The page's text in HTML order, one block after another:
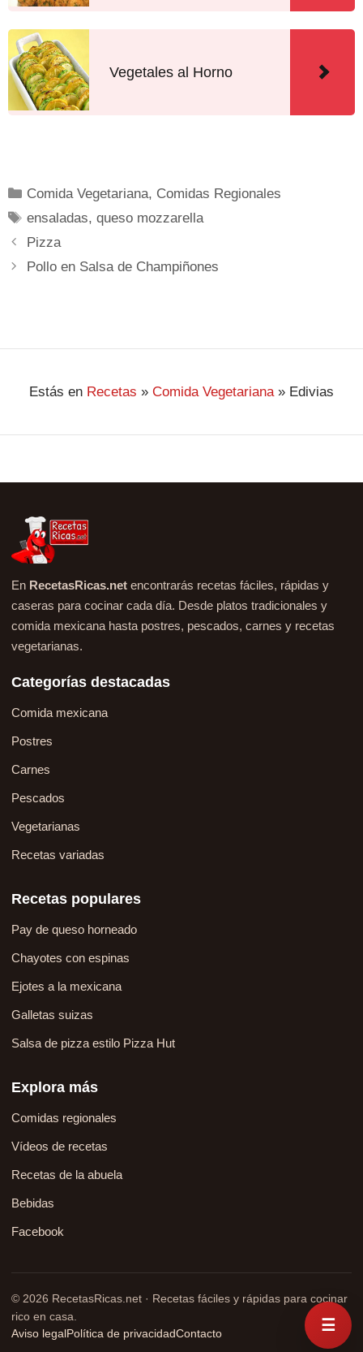
Vegetales al Horno
Comida Vegetariana, Comidas Regionales
ensaladas,queso mozzarella
Pizza
Pollo en Salsa de Champiñones
Estás en Recetas » Comida Vegetariana» Edivias
☰
En RecetasRicas.net encontrarás recetas fáciles, rápidas y
caseras para cocinar cada día. Desde platos tradicionales y
comida mexicana hasta postres, pescados, carnes y recetas
vegetarianas.
Categorías destacadas
Comida mexicana
Postres
Carnes
Pescados
Vegetarianas
Recetas variadas
Recetas populares
Pay de queso horneado
Chayotes con espinas
Ejotes a la mexicana
Galletas suizas
Salsa de pizza estilo Pizza Hut
Explora más
Comidas regionales
Vídeos de recetas
Recetas de la abuela
Bebidas
Facebook
© 2026 RecetasRicas.net · Recetas fáciles y rápidas para cocinar
rico en casa.
Aviso legalPolítica de privacidadContacto